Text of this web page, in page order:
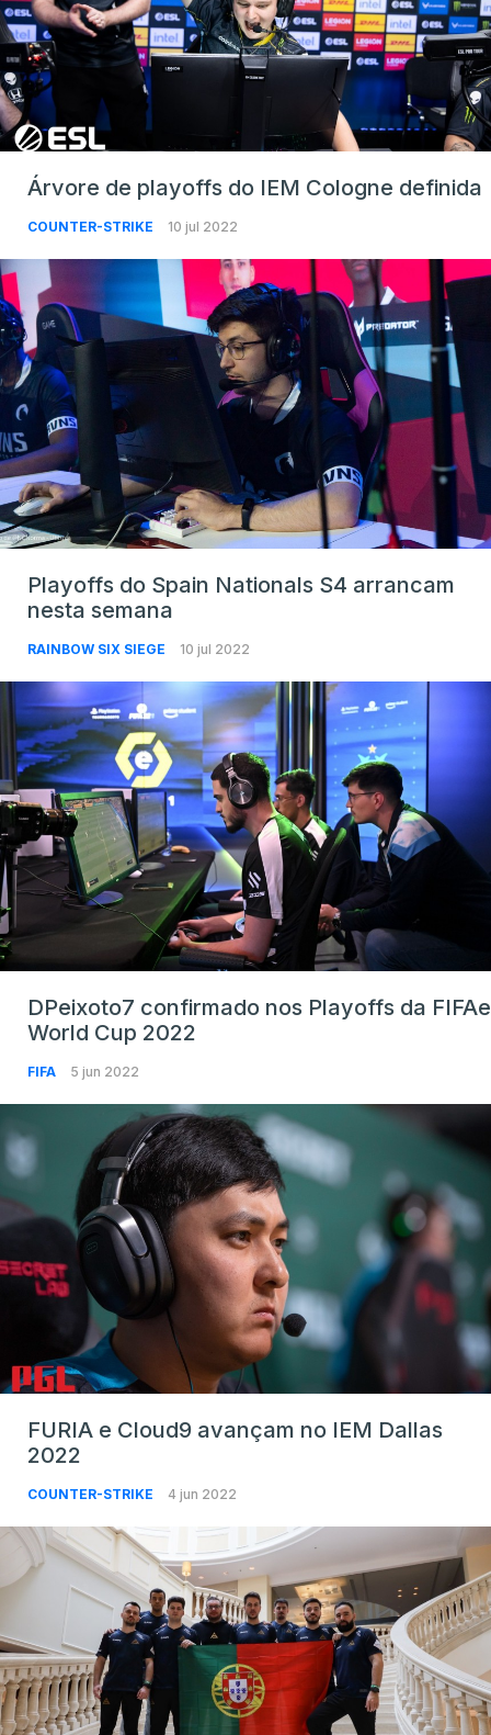
Árvore de playoffs do IEM Cologne definida
COUNTER-STRIKE 10 jul 2022
Playoffs do Spain Nationals S4 arrancam
nesta semana
RAINBOW SIX SIEGE 10 jul 2022
DPeixoto7 confirmado nos Playoffs da FIFAe
World Cup 2022
FIFA 5 jun 2022
FURIA e Cloud9 avançam no IEM Dallas
2022
COUNTER-STRIKE 4 jun 2022